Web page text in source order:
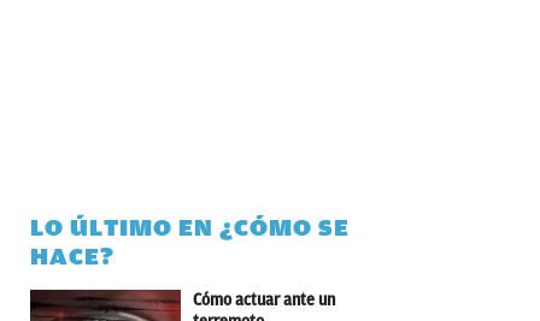
LO ÚLTIMO EN ¿CÓMO SE
HACE?
Cómo actuar ante un